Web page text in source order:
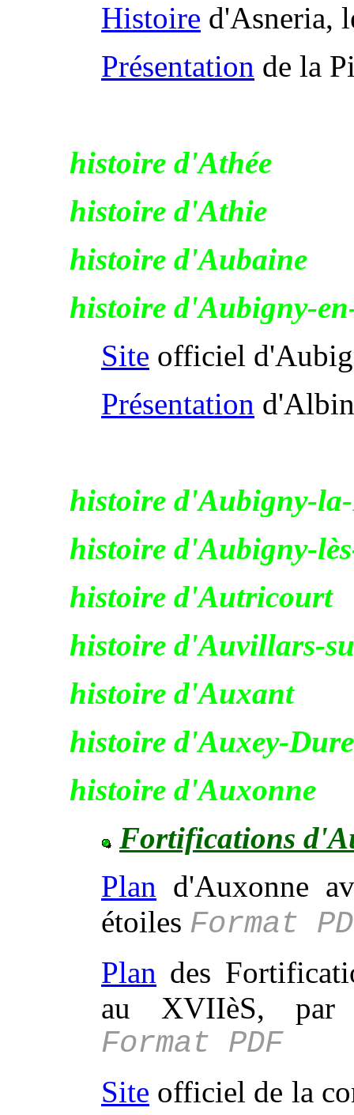
Histoire d'Asneria,
Présentation de la
histoire d'Athée
histoire d'Athie
histoire d'Aubaine
histoire d'Aubigny-
Site officiel
Présentation
histoire d'Aubigny-
histoire d'Aubigny-
histoire d'Autricourt
histoire d'Auvillars-
histoire d'Auxant
histoire d'Auxey-
histoire d'Auxonne
Fortifications
Plan d'Auxonne
étoiles Format
Plan des
au XVIIèS, par
Format PDF
Site officiel de la